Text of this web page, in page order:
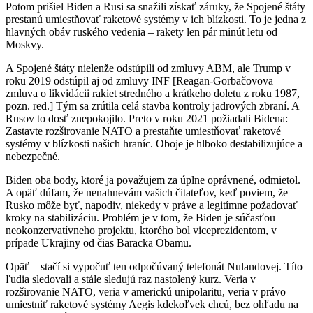
Potom prišiel Biden a Rusi sa snažili získať záruky, že Spojené štáty
prestanú umiestňovať raketové systémy v ich blízkosti. To je jedna z
hlavných obáv ruského vedenia – rakety len pár minút letu od
Moskvy.
A Spojené štáty nielenže odstúpili od zmluvy ABM, ale Trump v
roku 2019 odstúpil aj od zmluvy INF [Reagan-Gorbačovova
zmluva o likvidácii rakiet stredného a krátkeho doletu z roku 1987,
pozn. red.] Tým sa zrútila celá stavba kontroly jadrových zbraní. A
Rusov to dosť znepokojilo. Preto v roku 2021 požiadali Bidena:
Zastavte rozširovanie NATO a prestaňte umiestňovať raketové
systémy v blízkosti našich hraníc. Oboje je hlboko destabilizujúce a
nebezpečné.
Biden oba body, ktoré ja považujem za úplne oprávnené, odmietol.
A opäť dúfam, že nenahnevám vašich čitateľov, keď poviem, že
Rusko môže byť, napodiv, niekedy v práve a legitímne požadovať
kroky na stabilizáciu. Problém je v tom, že Biden je súčasťou
neokonzervatívneho projektu, ktorého bol viceprezidentom, v
prípade Ukrajiny od čias Baracka Obamu.
Opäť – stačí si vypočuť ten odpočúvaný telefonát Nulandovej. Títo
ľudia sledovali a stále sledujú raz nastolený kurz. Veria v
rozširovanie NATO, veria v americkú unipolaritu, veria v právo
umiestniť raketové systémy Aegis kdekoľvek chcú, bez ohľadu na